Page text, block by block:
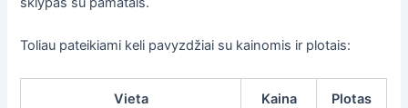
Toliau pateikiami keli pavyzdžiai su kainomis ir plotais:
Vieta Kaina Plotas